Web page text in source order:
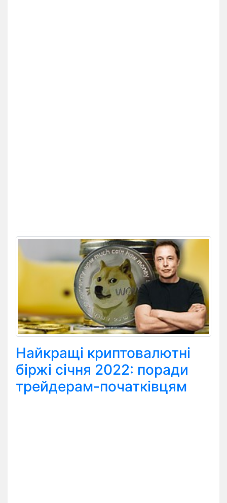
Найкращі криптовалютні
біржі січня 2022: поради
трейдерам-початківцям